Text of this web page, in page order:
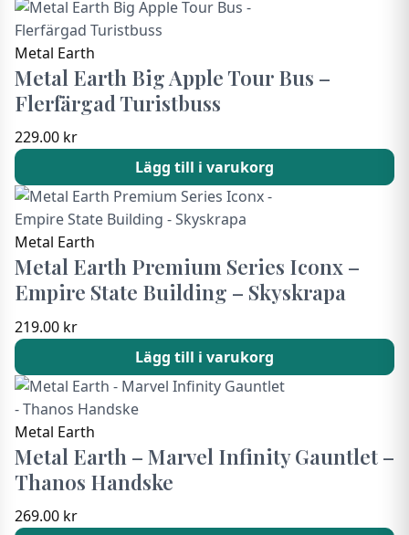
Metal Earth
Metal Earth Big Apple Tour Bus –
Flerfärgad Turistbuss
229.00 kr
Lägg till i varukorg
Metal Earth
Metal Earth Premium Series Iconx –
Empire State Building – Skyskrapa
219.00 kr
Lägg till i varukorg
Metal Earth
Metal Earth – Marvel Infinity Gauntlet –
Thanos Handske
269.00 kr